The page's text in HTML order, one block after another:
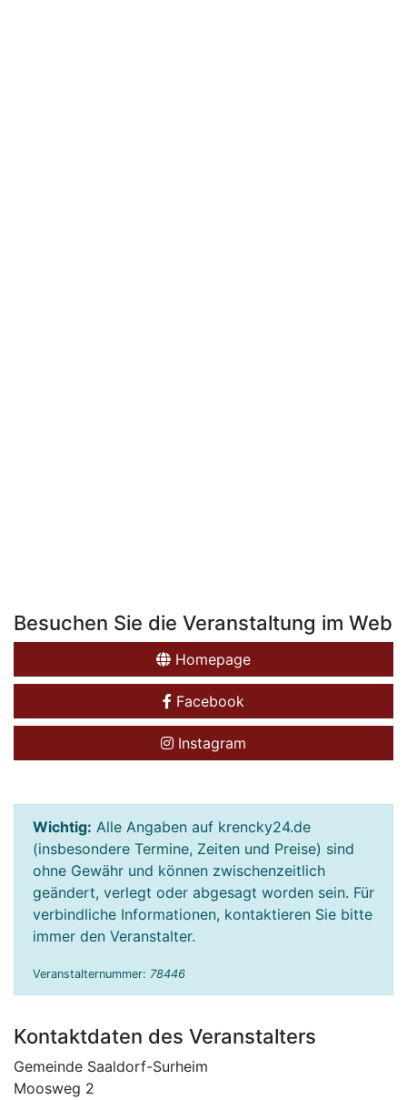
Besuchen Sie die Veranstaltung im Web
Homepage
Facebook
Instagram
Wichtig: Alle Angaben auf krencky24.de
(insbesondere Termine, Zeiten und Preise) sind
ohne Gewähr und können zwischenzeitlich
geändert, verlegt oder abgesagt worden sein. Für
verbindliche Informationen, kontaktieren Sie bitte
immer den Veranstalter.
Veranstalternummer: 78446
Kontaktdaten des Veranstalters
Gemeinde Saaldorf-Surheim
Moosweg 2